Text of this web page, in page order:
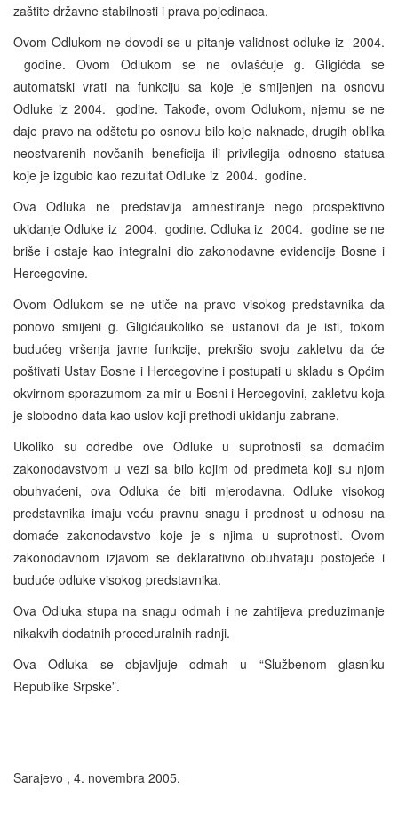
zaštite državne stabilnosti i prava pojedinaca.
Ovom Odlukom ne dovodi se u pitanje validnost odluke iz 2004.
godine. Ovom Odlukom se ne ovlašćuje g. Gligićda se
automatski vrati na funkciju sa koje je smijenjen na osnovu
Odluke iz 2004. godine. Takođe, ovom Odlukom, njemu se ne
daje pravo na odštetu po osnovu bilo koje naknade, drugih oblika
neostvarenih novčanih beneficija ili privilegija odnosno statusa
koje je izgubio kao rezultat Odluke iz 2004. godine.
Ova Odluka ne predstavlja amnestiranje nego prospektivno
ukidanje Odluke iz 2004. godine. Odluka iz 2004. godine se ne
briše i ostaje kao integralni dio zakonodavne evidencije Bosne i
Hercegovine.
Ovom Odlukom se ne utiče na pravo visokog predstavnika da
ponovo smijeni g. Gligićaukoliko se ustanovi da je isti, tokom
budućeg vršenja javne funkcije, prekršio svoju zakletvu da će
poštivati Ustav Bosne i Hercegovine i postupati u skladu s Općim
okvirnom sporazumom za mir u Bosni i Hercegovini, zakletvu koja
je slobodno data kao uslov koji prethodi ukidanju zabrane.
Ukoliko su odredbe ove Odluke u suprotnosti sa domaćim
zakonodavstvom u vezi sa bilo kojim od predmeta koji su njom
obuhvaćeni, ova Odluka će biti mjerodavna. Odluke visokog
predstavnika imaju veću pravnu snagu i prednost u odnosu na
domaće zakonodavstvo koje je s njima u suprotnosti. Ovom
zakonodavnom izjavom se deklarativno obuhvataju postojeće i
buduće odluke visokog predstavnika.
Ova Odluka stupa na snagu odmah i ne zahtijeva preduzimanje
nikakvih dodatnih proceduralnih radnji.
Ova Odluka se objavljuje odmah u “Službenom glasniku
Republike Srpske”.
Sarajevo , 4. novembra 2005.